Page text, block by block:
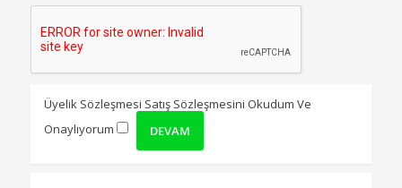
Üyelik Sözleşmesi Satış Sözleşmesini Okudum Ve
Onaylıyorum